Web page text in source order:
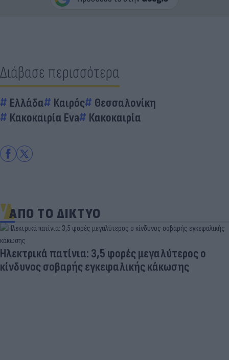
Διάβασε περισσότερα
Ελλάδα Καιρός
Θεσσαλονίκη
Κακοκαιρία Eva
Κακοκαιρία
ΑΠΟ ΤΟ ΔΙΚΤΥΟ
Ηλεκτρικά πατίνια: 3,5 φορές μεγαλύτερος ο
κίνδυνος σοβαρής εγκεφαλικής κάκωσης